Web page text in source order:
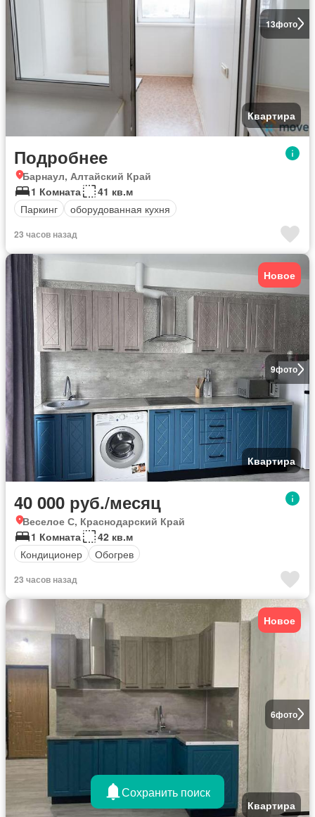
13фото
Квартира
Подробнее
Барнаул, Алтайский Край
1 Комната
41 кв.м
Паркинг
оборудованная кухня
23 часов назад
9фото
Новое
Квартира
40 000 руб./месяц
Веселое С, Краснодарский Край
1 Комната
42 кв.м
Кондиционер
Обогрев
23 часов назад
6фото
Новое
Квартира
Сохранить поиск